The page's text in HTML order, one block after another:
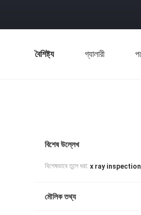
বৈশিষ্ট্য গ্যালারী
বিশেষ উল্লেখ
বিশেষভাবে তুলে ধরা: x ray
মৌলিক তথ্য